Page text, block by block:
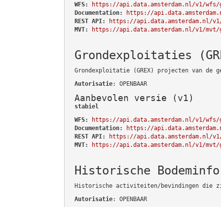
WFS:
https://api.data.amsterdam.nl/v1/wfs/
Documentation:
https://
REST API:
https://api.data.amsterdam.nl/
MVT:
https://api.data.amsterdam.nl/v1/mvt/
Grondexploitaties
Grondexploitatie (GREX) projecten van de
Autorisatie: OPENBAAR
Aanbevolen versie (v1)
stabiel
WFS:
https://api.data.amsterdam.nl/v1/wfs/
Documentation:
https://
REST API:
https://api.data.amsterdam.nl/
MVT:
https://api.data.amsterdam.nl/v1/mvt/
Historische
Historische activiteiten/bevindingen die
Autorisatie: OPENBAAR